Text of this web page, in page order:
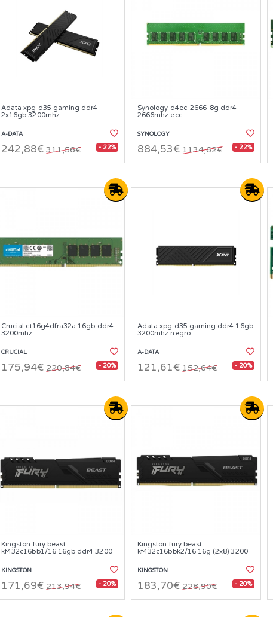
Adata xpg d35 gaming ddr4
2x16gb 3200mhz
A-DATA
242,88€ 311,56€ - 22%
Synology d4ec-2666-8g ddr4
2666mhz ecc
SYNOLOGY
884,53€ 1134,62€ - 22%
Crucial ct16g4dfra32a 16gb ddr4
3200mhz
CRUCIAL
175,94€ 220,84€ - 20%
Adata xpg d35 gaming ddr4 16gb
3200mhz negro
A-DATA
121,61€ 152,64€ - 20%
Kingston fury beast
kf432c16bb1/16 16gb ddr4 3200
KINGSTON
171,69€ 213,94€ - 20%
Kingston fury beast
kf432c16bbk2/16 16g (2x8) 3200
KINGSTON
183,70€ 228,90€ - 20%